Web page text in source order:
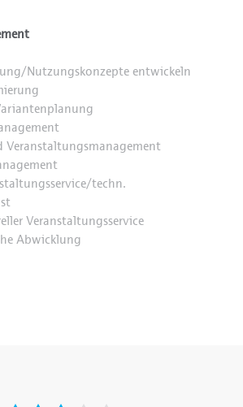
Nutzungskonzepte entwickeln
Veranstaltungsmanagement
techn.
Veranstaltungsservice
Abwicklung